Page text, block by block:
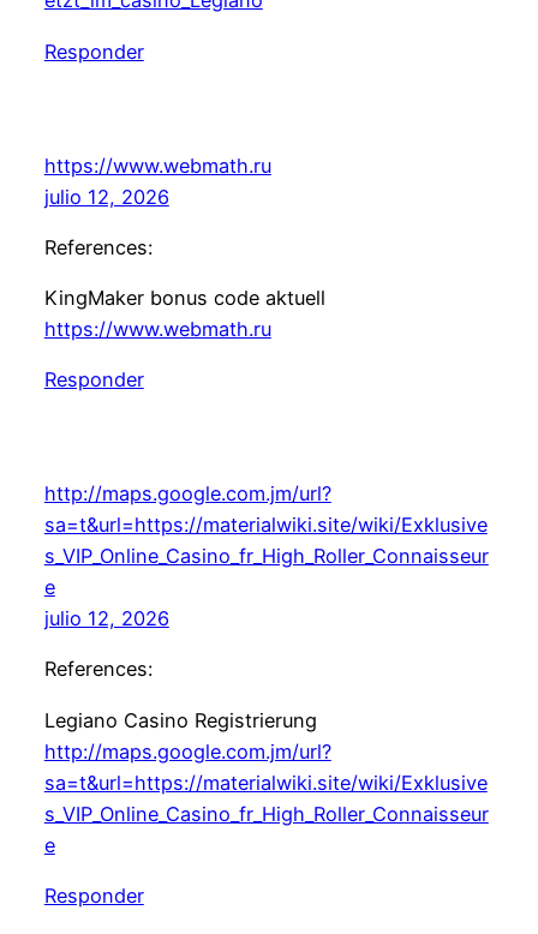
Responder
https://www.webmath.ru
julio 12, 2026
References:
KingMaker bonus code aktuell
https://www.webmath.ru
Responder
http://maps.google.com.jm/url?
sa=t&url=https://materialwiki.site/wiki/Exklusive
s_VIP_Online_Casino_fr_High_Roller_Connaisseur
e
julio 12, 2026
References:
Legiano Casino Registrierung
http://maps.google.com.jm/url?
sa=t&url=https://materialwiki.site/wiki/Exklusive
s_VIP_Online_Casino_fr_High_Roller_Connaisseur
e
Responder